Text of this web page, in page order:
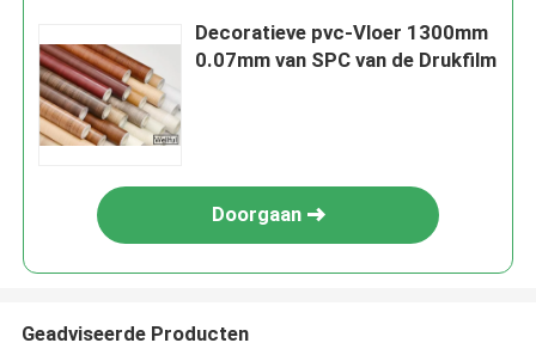
Decoratieve pvc-Vloer 1300mm
0.07mm van SPC van de Drukfilm
Doorgaan
Geadviseerde Producten